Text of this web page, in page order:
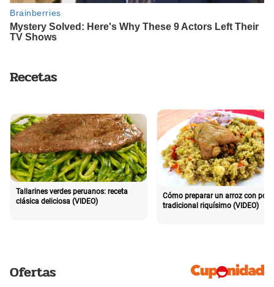
Recetas
Tallarines verdes peruanos: receta
clásica deliciosa (VIDEO)
Cómo preparar un arroz con pollo
tradicional riquísimo (VIDEO)
Ofertas